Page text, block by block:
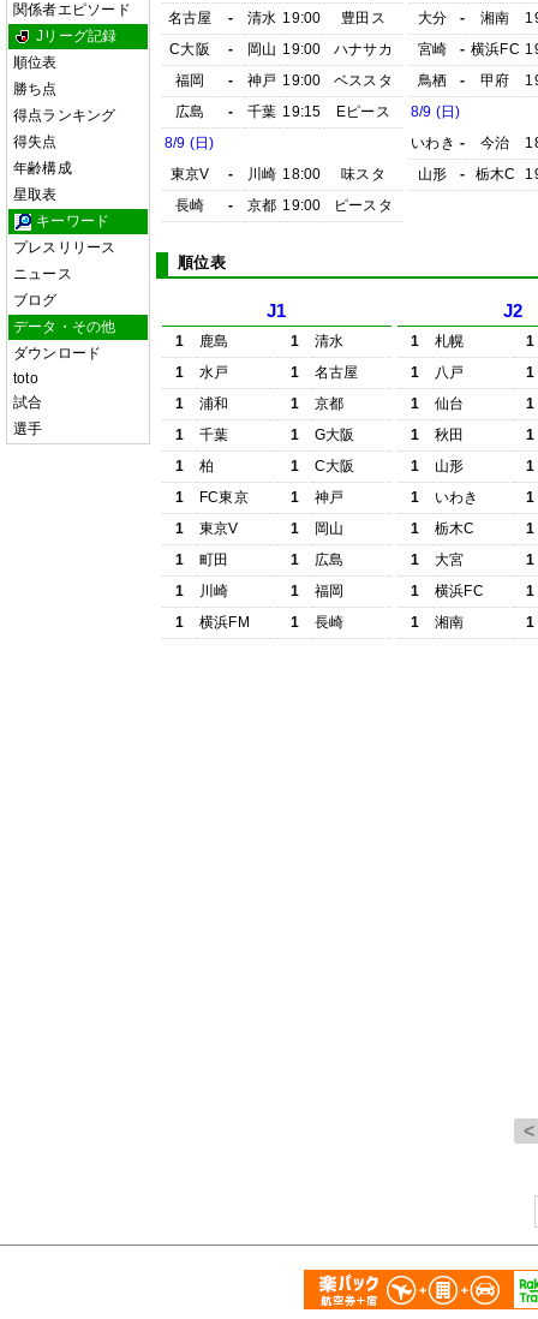
関係者エピソード
Jリーグ記録
順位表
勝ち点
得点ランキング
得失点
年齢構成
星取表
キーワード
プレスリリース
ニュース
ブログ
データ・その他
ダウンロード
toto
試合
選手
名古屋
- 清水 19:00
豊田ス
C大阪
- 岡山 19:00
ハナサカ
福岡
- 神戸 19:00
ベススタ
広島
- 千葉 19:15
Eピース
8/9 (日)
東京V
- 川崎 18:00
味スタ
長崎
- 京都 19:00 ピースタ
大分
- 湘南
宮崎
- 横浜FC
鳥栖
- 甲府
8/9 (日)
いわき - 今治
山形
- 栃木C
順位表
J1
1 鹿島 1
清水
1
水戸 1
名古屋
1
浦和 1
京都
1
千葉 1
G大阪
1
柏 1
C大阪
1
FC東京 1
神戸
1
東京V 1
岡山
1
町田 1
広島
1
川崎 1
福岡
1
横浜FM 1 長崎
J2
1 札幌
1
1
八戸
1
1
仙台
1
1
秋田
1
1
山形
1
1
いわき
1
1
栃木C
1
1
大宮
1
1
横浜FC
1
1
湘南 1